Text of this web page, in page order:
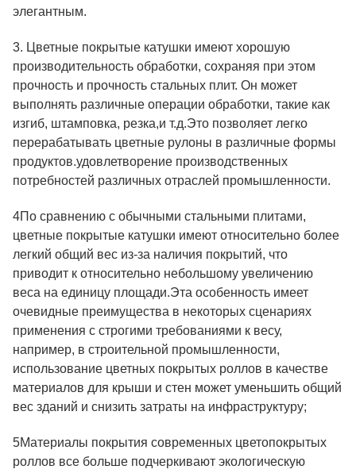
элегантным.
3. Цветные покрытые катушки имеют хорошую
производительность обработки, сохраняя при этом
прочность и прочность стальных плит. Он может
выполнять различные операции обработки, такие как
изгиб, штамповка, резка,и т.д.Это позволяет легко
перерабатывать цветные рулоны в различные формы
продуктов.удовлетворение производственных
потребностей различных отраслей промышленности.
4По сравнению с обычными стальными плитами,
цветные покрытые катушки имеют относительно более
легкий общий вес из-за наличия покрытий, что
приводит к относительно небольшому увеличению
веса на единицу площади.Эта особенность имеет
очевидные преимущества в некоторых сценариях
применения с строгими требованиями к весу,
например, в строительной промышленности,
использование цветных покрытых роллов в качестве
материалов для крыши и стен может уменьшить общий
вес зданий и снизить затраты на инфраструктуру;
5Материалы покрытия современных цветопокрытых
роллов все больше подчеркивают экологическую